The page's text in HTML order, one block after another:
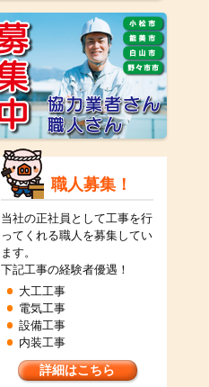
職人募集！
当社の正社員として工事を行
ってくれる職人を募集してい
ます。
下記工事の経験者優遇！
大工工事
電気工事
設備工事
内装工事
詳細はこちら